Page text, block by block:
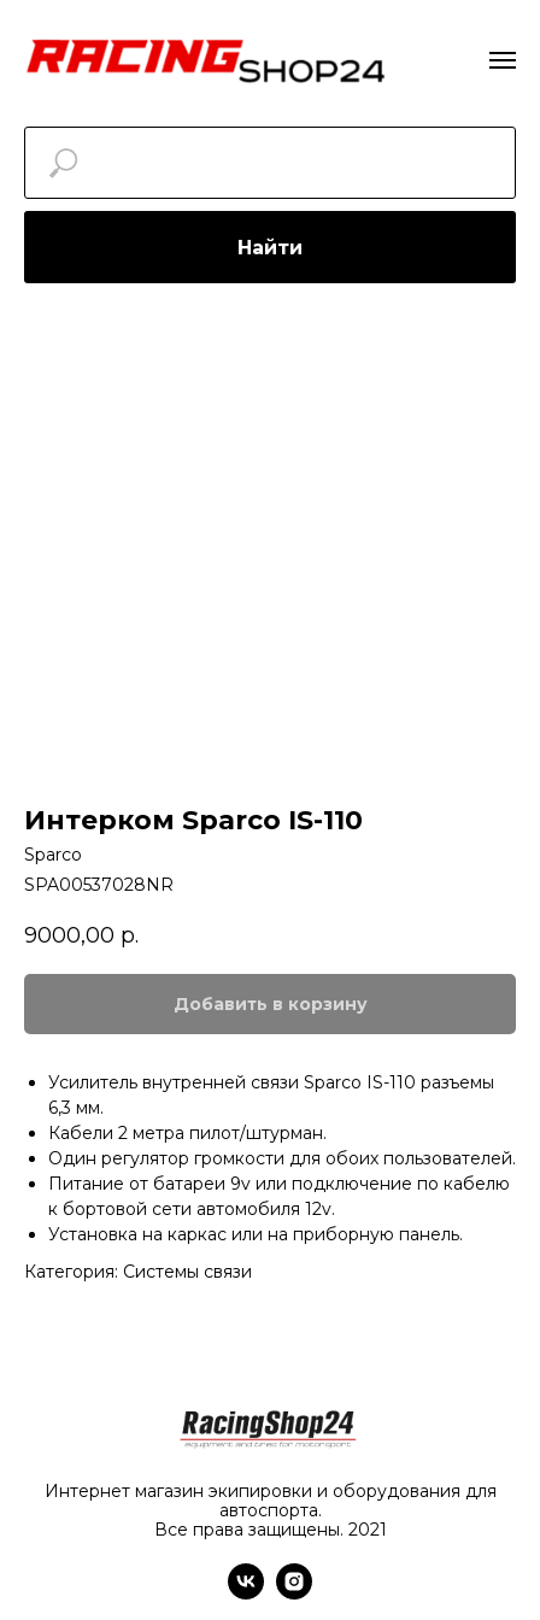
Найти
Интерком Sparco IS-110
Sparco
SPA00537028NR
9000,00 р.
Добавить в корзину
Усилитель внутренней связи Sparco IS-110 разъемы
6,3 мм.
Кабели 2 метра пилот/штурман.
Один регулятор громкости для обоих пользователей.
Питание от батареи 9v или подключение по кабелю
к бортовой сети автомобиля 12v.
Установка на каркас или на приборную панель.
Категория: Системы связи
Интернет магазин экипировки и оборудования для
автоспорта.
Все права защищены. 2021